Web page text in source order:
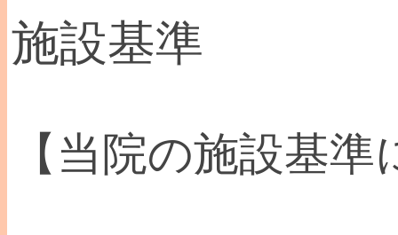
施設基準
【当院の施設基